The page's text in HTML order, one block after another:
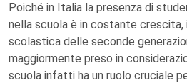
Poiché in Italia la presenza di
nella scuola è in costante
scolastica delle seconde
maggiormente preso in
scuola infatti ha un ruolo cruciale